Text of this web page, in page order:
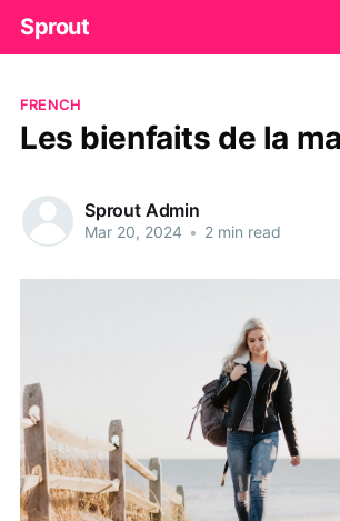
Sprout
FRENCH
Les bienfaits de la
Sprout Admin
Mar 20, 2024 • 2 min read